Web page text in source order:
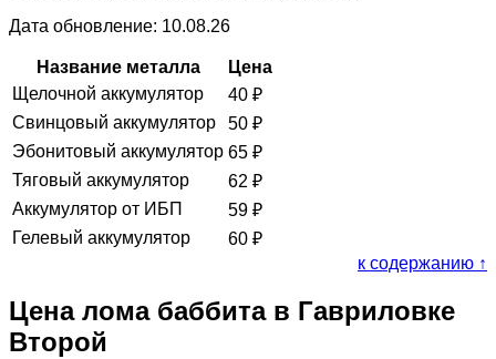
Дата обновление: 10.08.26
Название металла
Цена
Щелочной аккумулятор
40 ₽
Свинцовый аккумулятор
50 ₽
Эбонитовый аккумулятор 65 ₽
Тяговый аккумулятор
62 ₽
Аккумулятор от ИБП
59 ₽
Гелевый аккумулятор
60 ₽
к содержанию ↑
Цена лома баббита в Гавриловке
Второй